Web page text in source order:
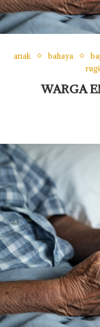
anak bahaya
rugi
WARGA